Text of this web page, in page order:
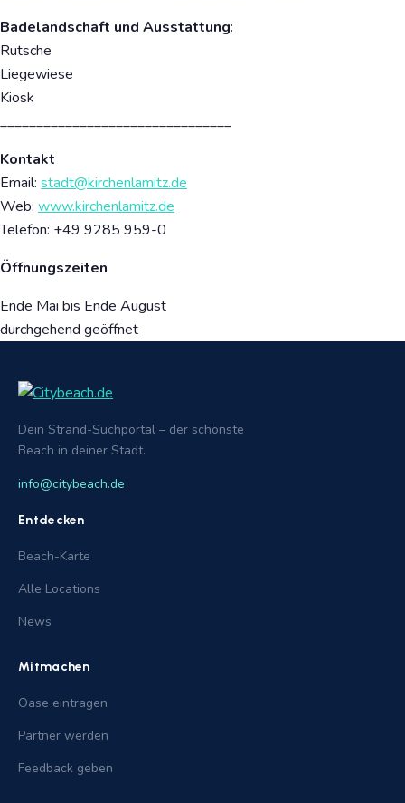
Badelandschaft und Ausstattung:
Rutsche
Liegewiese
Kiosk
________________________________
Kontakt
Email: stadt@kirchenlamitz.de
Web: www.kirchenlamitz.de
Telefon: +49 9285 959-0
Öffnungszeiten
Ende Mai bis Ende August
durchgehend geöffnet
Dein Strand-Suchportal – der schönste
Beach in deiner Stadt.
info@citybeach.de
Entdecken
Beach-Karte
Alle Locations
News
Mitmachen
Oase eintragen
Partner werden
Feedback geben